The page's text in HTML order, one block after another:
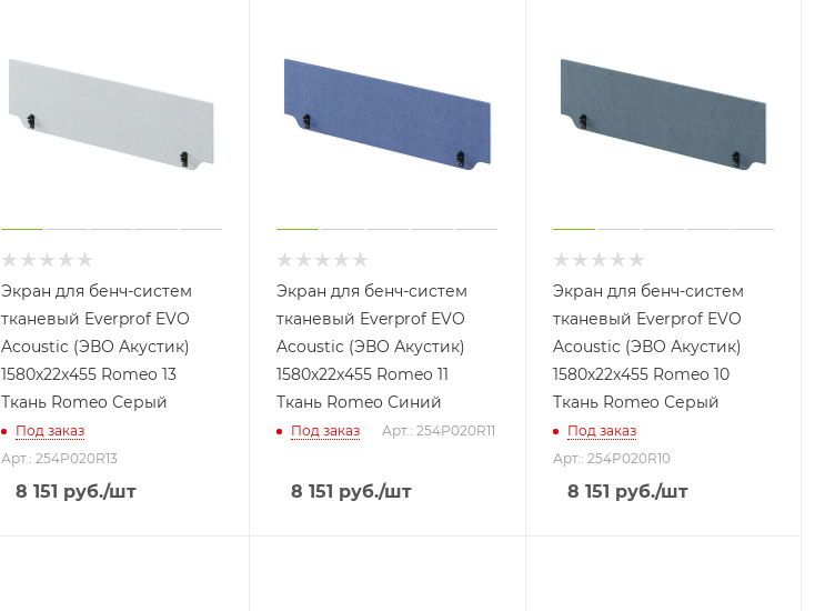
Экран для бенч-систем
тканевый Everprof EVO
Acoustic (ЭВО Акустик)
1580х22x455 Romeo 13
Ткань Romeo Серый
Под заказ
Арт.: 254P020R13
8 151 руб./шт
Экран для бенч-систем
тканевый Everprof EVO
Acoustic (ЭВО Акустик)
1580х22x455 Romeo 11
Ткань Romeo Синий
Под заказ Арт.: 254P020R11
8 151 руб./шт
Экран для бенч-систем
тканевый Everprof EVO
Acoustic (ЭВО Акустик)
1580х22x455 Romeo 10
Ткань Romeo Серый
Под заказ
Арт.: 254P020R10
8 151 руб./шт